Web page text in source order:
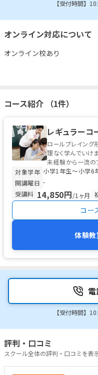
【受付時間】
オンライン対応について
オンライン校あり
コース紹介 （1件）
レギュラーコ
ロールプレイング
理なく学んでいけ
未経験から一流の
対象学年 小学1年生〜小学6
開講曜日 -
受講料 14,850円/1ヶ月
コー
体験教
【受付時間】
評判・口コミ
スクール全体の評判・口コミを表